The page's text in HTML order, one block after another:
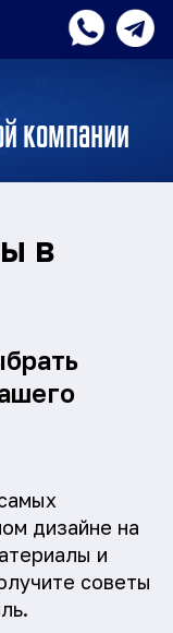
компании
в
дизайне на
и
советы